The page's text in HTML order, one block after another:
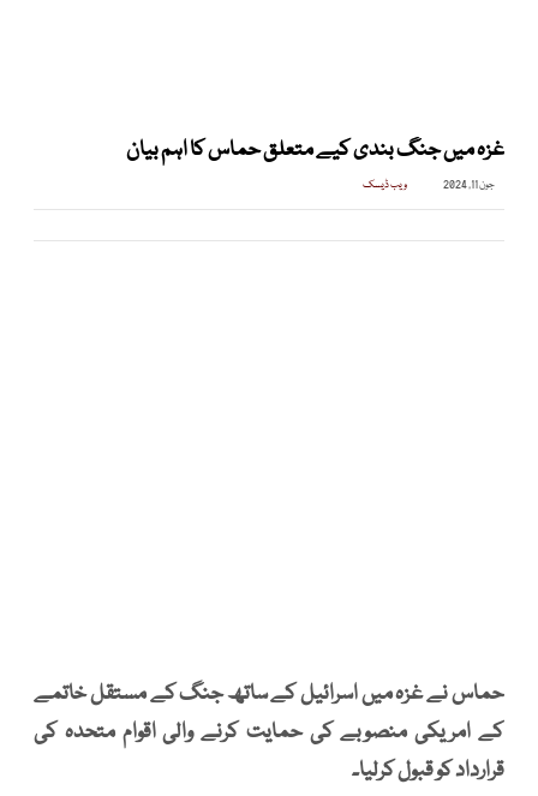
غزہ میں جنگ بندی کیے متعلق حماس کا اہم بیان
جون 11, 2024 ویب ڈیسک
حماس نے غزہ میں اسرائیل کے ساتھ جنگ ​​کے مستقل خاتمے
کے امریکی منصوبے کی حمایت کرنے والی اقوام متحدہ کی
قرارداد کو قبول کرلیا۔